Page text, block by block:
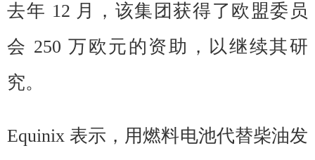
去年 12 月，该集团获得了欧盟委员
会 250 万欧元的资助，以继续其研
究。
Equinix 表示，用燃料电池代替柴油发